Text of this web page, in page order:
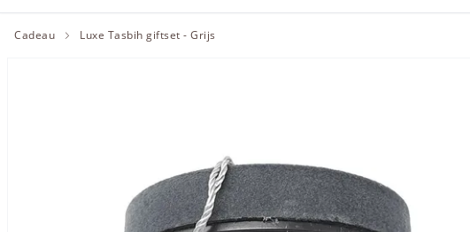
Cadeau Luxe Tasbih giftset - Grijs